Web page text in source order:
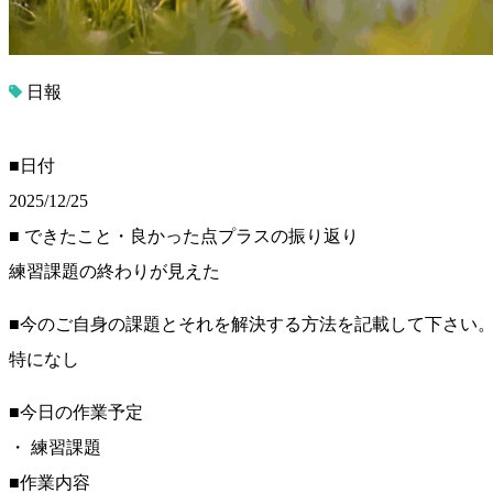
日報
■日付
2025/12/25
■ できたこと・良かった点プラスの振り返り
練習課題の終わりが見えた
■今のご自身の課題とそれを解決する方法を記載して下さい
特になし
■今日の作業予定
・ 練習課題
■作業内容